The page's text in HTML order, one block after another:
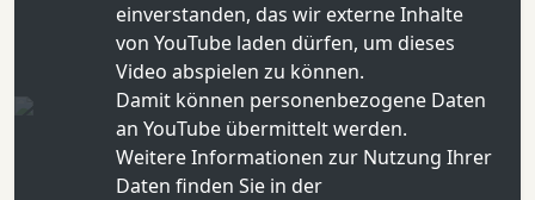
einverstanden, das wir externe Inhalte
von YouTube laden dürfen, um dieses
Video abspielen zu können.
Damit können personenbezogene Daten
an YouTube übermittelt werden.
Weitere Informationen zur Nutzung Ihrer
Daten finden Sie in der